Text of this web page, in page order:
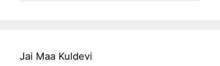
Jai Maa Kuldevi